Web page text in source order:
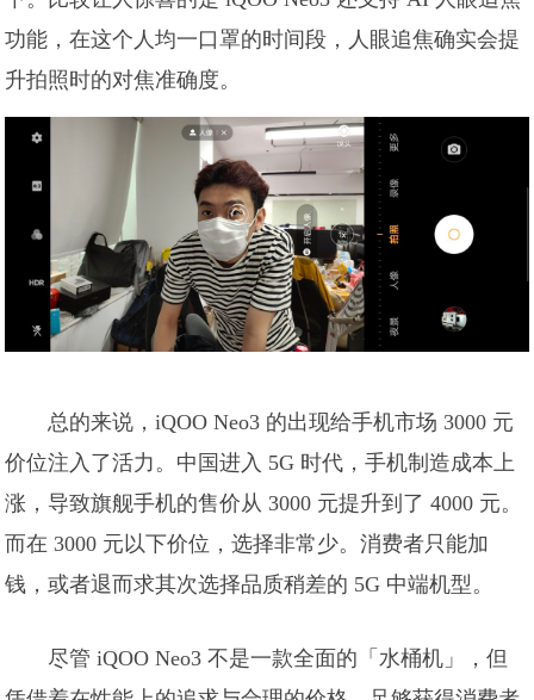
功能，在这个人均一口罩的时间段，人眼追焦确实会提
升拍照时的对焦准确度。
总的来说，iQOO Neo3 的出现给手机市场 3000 元
价位注入了活力。中国进入 5G 时代，手机制造成本上
涨，导致旗舰手机的售价从 3000 元提升到了 4000 元。
而在 3000 元以下价位，选择非常少。消费者只能加
钱，或者退而求其次选择品质稍差的 5G 中端机型。
尽管 iQOO Neo3 不是一款全面的「水桶机」，但